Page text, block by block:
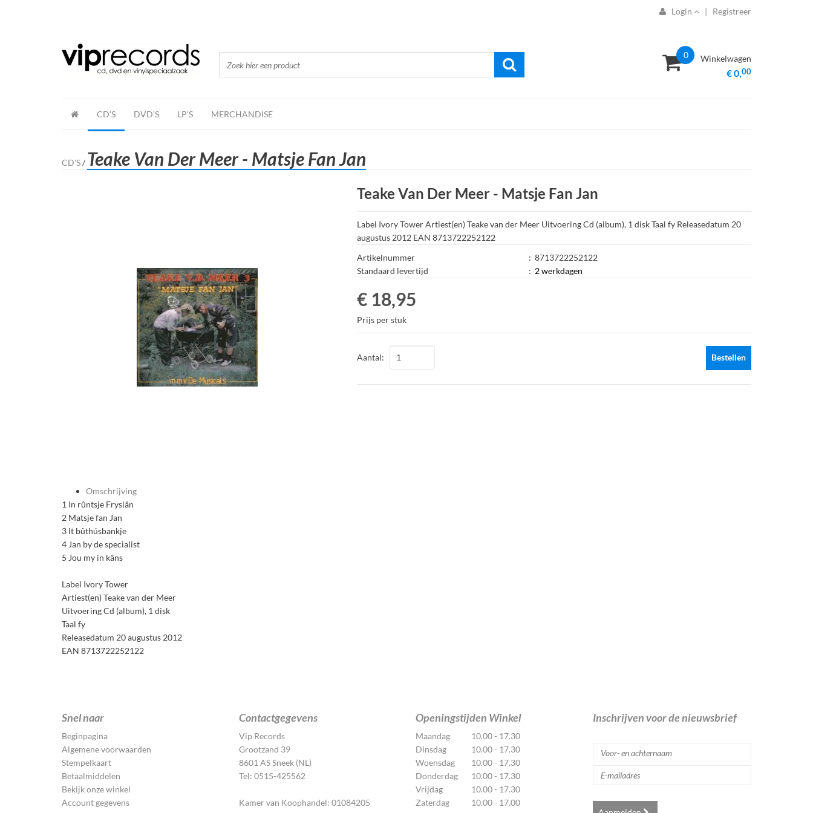
Login | Registreer
0 Winkelwagen
€ 0,00
CD'S DVD'S LP'S MERCHANDISE
CD'S/ Teake Van Der Meer - Matsje Fan Jan
Teake Van Der Meer - Matsje Fan Jan
Label Ivory Tower Artiest(en) Teake van der Meer Uitvoering Cd (album), 1 disk Taal fy Releasedatum 20
augustus 2012 EAN 8713722252122
Artikelnummer
: 8713722252122
Standaard levertijd
: 2 werkdagen
€ 18,95
Prijs per stuk
Aantal: Bestellen
Omschrijving
1 In rûntsje Fryslân
2 Matsje fan Jan
3 It bûthúsbankje
4 Jan by de specialist
5 Jou my in kâns
Label Ivory Tower
Artiest(en) Teake van der Meer
Uitvoering Cd (album), 1 disk
Taal fy
Releasedatum 20 augustus 2012
EAN 8713722252122
Snel naar
Beginpagina
Algemene voorwaarden
Stempelkaart
Betaalmiddelen
Bekijk onze winkel
Account gegevens
Contactgegevens
Vip Records
Grootzand 39
8601 AS Sneek (NL)
Tel: 0515-425562
Kamer van Koophandel: 01084205
Openingstijden Winkel
Maandag
10.00 - 17.30
Dinsdag
10.00 - 17.30
Woensdag
10.00 - 17.30
Donderdag
10.00 - 17.30
Vrijdag
10.00 - 17.30
Zaterdag
10.00 - 17.00
Inschrijven voor de nieuwsbrief